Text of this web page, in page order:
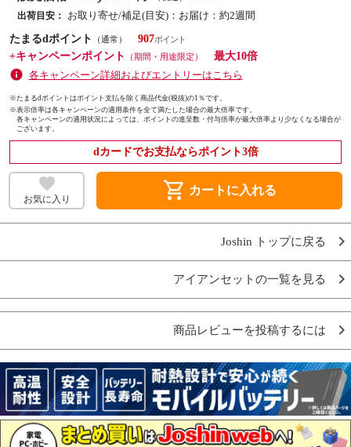
出荷目安：
お取り寄せ/補足(目安)：お届け：約2週間
たまるdポイント
（通常）
907
+キャンペーンポイント
（期間・用途限定）
最大10倍
各キャンペーン詳細およびエントリーはこちら
※たまるdポイントはポイント支払を除く商品代金(税抜)の1％です。
※表示倍率は各キャンペーンの適用条件を全て満たした場合の最大倍率です。
各キャンペーンの適用状況によっては、ポイントの進呈数・付与倍率が最大倍率より少なくなる場合が
ございます。
dカードでお支払ならポイント3倍
お気に入り shopping_cart カートに入れる
Joshin トップに戻る
アイアンセットの一覧を見る
商品レビューを投稿するには